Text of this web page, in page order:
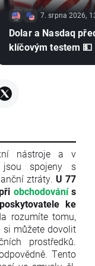
7. srpna 2026,
Dolar a Nasdaq
klíčovým testem 💵
nástroje a v
spojeny s
ztráty. U 77
obchodovánís
ke
rozumíte tomu,
si můžete dovolit
prostředků.
Tento